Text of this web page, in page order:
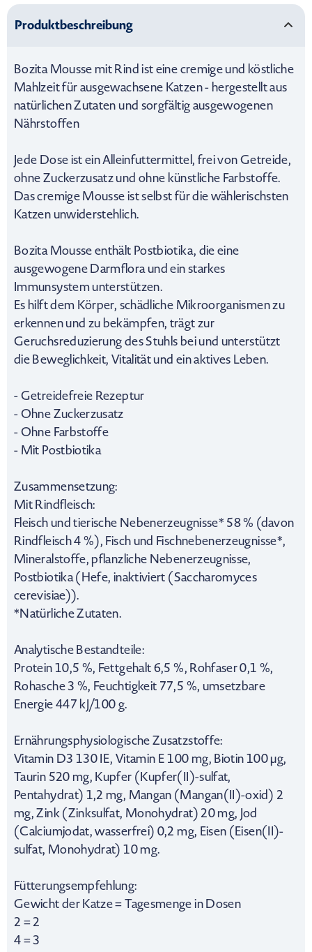
Produktbeschreibung
Bozita Mousse mit Rind ist eine cremige und köstliche
Mahlzeit für ausgewachsene Katzen - hergestellt aus
natürlichen Zutaten und sorgfältig ausgewogenen
Nährstoffen
Jede Dose ist ein Alleinfuttermittel, frei von Getreide,
ohne Zuckerzusatz und ohne künstliche Farbstoffe.
Das cremige Mousse ist selbst für die wählerischsten
Katzen unwiderstehlich.
Bozita Mousse enthält Postbiotika, die eine
ausgewogene Darmflora und ein starkes
Immunsystem unterstützen.
Es hilft dem Körper, schädliche Mikroorganismen zu
erkennen und zu bekämpfen, trägt zur
Geruchsreduzierung des Stuhls bei und unterstützt
die Beweglichkeit, Vitalität und ein aktives Leben.
- Getreidefreie Rezeptur
- Ohne Zuckerzusatz
- Ohne Farbstoffe
- Mit Postbiotika
Zusammensetzung:
Mit Rindfleisch:
Fleisch und tierische Nebenerzeugnisse* 58 % (davon
Rindfleisch 4 %), Fisch und Fischnebenerzeugnisse*,
Mineralstoffe, pflanzliche Nebenerzeugnisse,
Postbiotika (Hefe, inaktiviert (Saccharomyces
cerevisiae)).
*Natürliche Zutaten.
Analytische Bestandteile:
Protein 10,5 %, Fettgehalt 6,5 %, Rohfaser 0,1 %,
Rohasche 3 %, Feuchtigkeit 77,5 %, umsetzbare
Energie 447 kJ/100 g.
Ernährungsphysiologische Zusatzstoffe:
Vitamin D3 130 IE, Vitamin E 100 mg, Biotin 100 µg,
Taurin 520 mg, Kupfer (Kupfer(II)-sulfat,
Pentahydrat) 1,2 mg, Mangan (Mangan(II)-oxid) 2
mg, Zink (Zinksulfat, Monohydrat) 20 mg, Jod
(Calciumjodat, wasserfrei) 0,2 mg, Eisen (Eisen(II)-
sulfat, Monohydrat) 10 mg.
Fütterungsempfehlung:
Gewicht der Katze = Tagesmenge in Dosen
2 = 2
4 = 3